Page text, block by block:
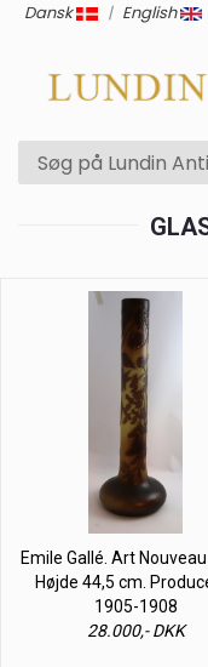
Dansk | English
Emile Gallé. Art Nouveau
Højde 44,5 cm.
1905-1908
28.000,- DKK